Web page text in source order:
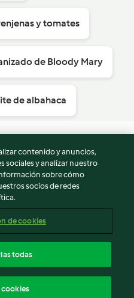
y tomates
de Bloody Mary
de albahaca
contenido y anuncios,
sociales y analizar nuestro
sobre cómo
socios de redes
de cookies
todas